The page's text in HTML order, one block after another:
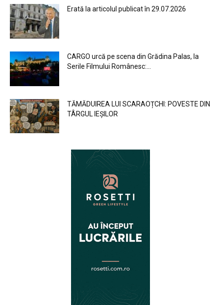
Erată la articolul publicat în 29.07.2026
CARGO urcă pe scena din Grădina Palas, la
Serile Filmului Românesc:...
TĂMĂDUIREA LUI SCARAOȚCHI: POVESTE DIN
TÂRGUL IEȘILOR